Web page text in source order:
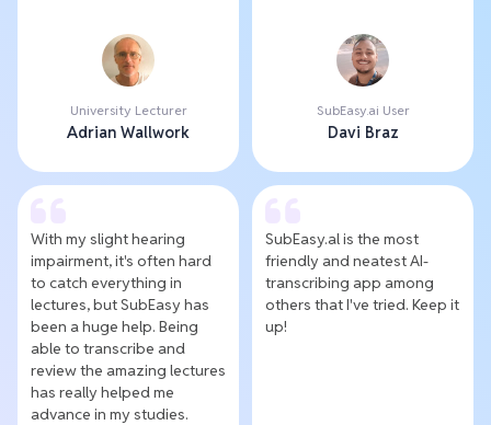
University Lecturer
Adrian Wallwork
SubEasy.ai User
Davi Braz
With my slight hearing
impairment, it's often hard
to catch everything in
lectures, but SubEasy has
been a huge help. Being
able to transcribe and
review the amazing lectures
has really helped me
advance in my studies.
SubEasy.al is the most
friendly and neatest AI-
transcribing app among
others that I've tried. Keep it
up!